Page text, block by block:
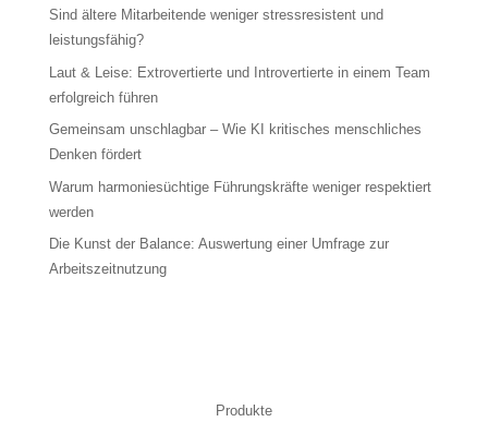
Sind ältere Mitarbeitende weniger stressresistent und
leistungsfähig?
Laut & Leise: Extrovertierte und Introvertierte in einem Team
erfolgreich führen
Gemeinsam unschlagbar – Wie KI kritisches menschliches
Denken fördert
Warum harmoniesüchtige Führungskräfte weniger respektiert
werden
Die Kunst der Balance: Auswertung einer Umfrage zur
Arbeitszeitnutzung
Produkte